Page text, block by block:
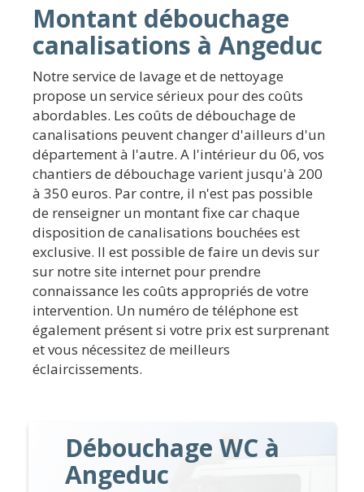
Montant débouchage
canalisations à Angeduc
Notre service de lavage et de nettoyage
propose un service sérieux pour des coûts
abordables. Les coûts de débouchage de
canalisations peuvent changer d'ailleurs d'un
département à l'autre. A l'intérieur du 06, vos
chantiers de débouchage varient jusqu'à 200
à 350 euros. Par contre, il n'est pas possible
de renseigner un montant fixe car chaque
disposition de canalisations bouchées est
exclusive. Il est possible de faire un devis sur
sur notre site internet pour prendre
connaissance les coûts appropriés de votre
intervention. Un numéro de téléphone est
également présent si votre prix est surprenant
et vous nécessitez de meilleurs
éclaircissements.
Débouchage WC à
Angeduc